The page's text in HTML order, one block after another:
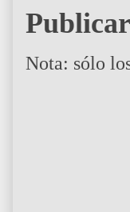
Nota: sólo